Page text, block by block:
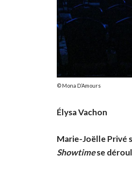
Mona D’Amours
Élysa Vachon
Marie-Joëlle Privé
Showtimese